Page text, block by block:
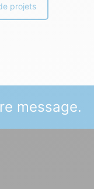
projets
message.